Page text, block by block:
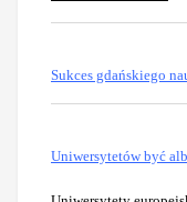
Sukces gdańskiego
Uniwersytetów być